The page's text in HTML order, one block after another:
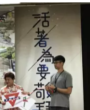
容與營地內的不同
地方互動，達致
「走出課室，實地
學習」這個目標。